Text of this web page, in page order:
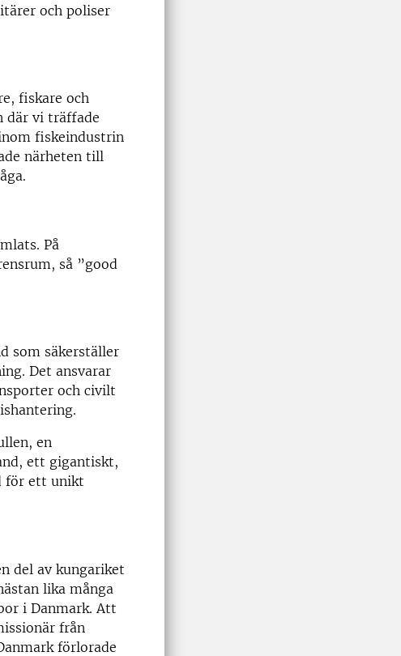
och poliser
fiskare och
där vi träffade
fiskeindustrin
närheten till
På
så ”good
som säkerställer
Det ansvarar
och civilt
en
ett gigantiskt,
för ett unikt
del av kungariket
lika många
i Danmark. Att
från
förlorade